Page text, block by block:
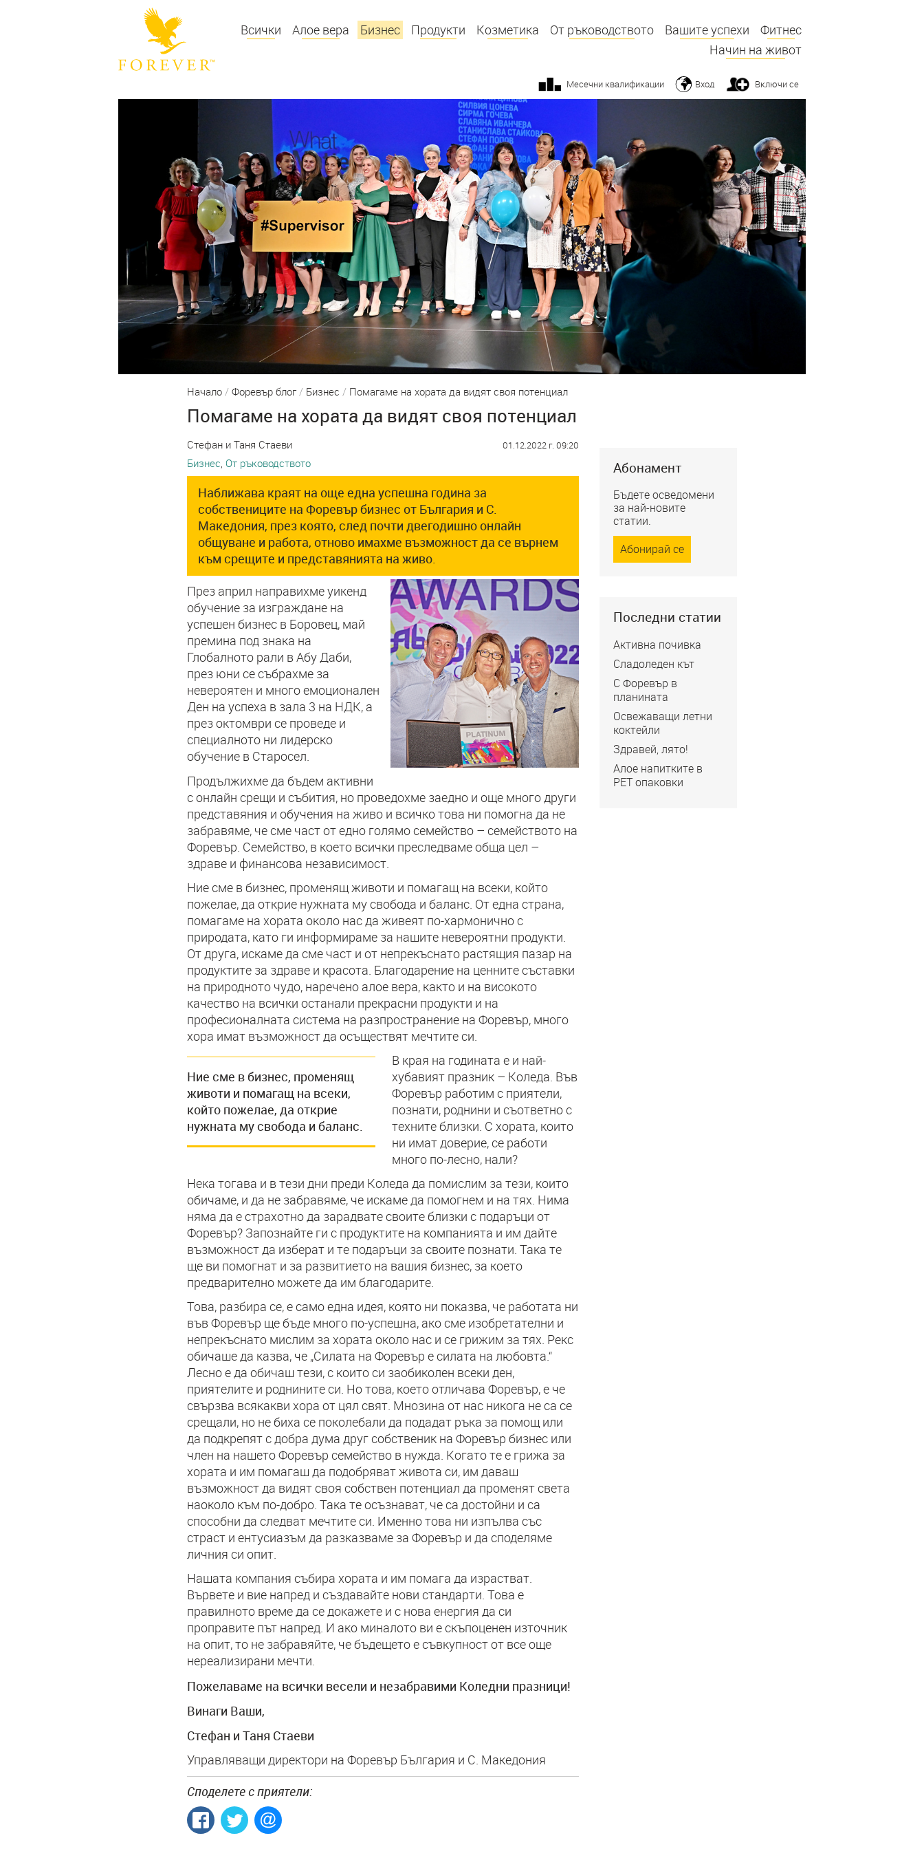
Всички Алое вера Бизнес Продукти Козметика От ръководството Вашите успехи
Фитнес
Начин на живот
Месечни квалификации Вход Включи се
Начало / Форевър блог / Бизнес / Помагаме на хората да видят своя потенциал
Помагаме на хората да видят своя потенциал
Стефан и Таня Стаеви 01.12.2022 г. 09:20
Бизнес От ръководството
Наближава краят на още една успешна година за
собствениците на Форевър бизнес от България и С.
Македония, през която, след почти двегодишно онлайн
общуване и работа, отново имахме възможност да се върнем
към срещите и представянията на живо.
През април направихме уикенд
обучение за изграждане на
успешен бизнес в Боровец, май
премина под знака на
Глобалното рали в Абу Даби,
през юни се събрахме за
невероятен и много емоционален
Ден на успеха в зала 3 на НДК, а
през октомври се проведе и
специалното ни лидерско
обучение в Старосел.
Продължихме да бъдем активни
с онлайн срещи и събития, но проведохме заедно и още много други
представяния и обучения на живо и всичко това ни помогна да не
забравяме, че сме част от едно голямо семейство – семейството на
Форевър. Семейство, в което всички преследваме обща цел –
здраве и финансова независимост.
Ние сме в бизнес, променящ животи и помагащ на всеки, който
пожелае, да открие нужната му свобода и баланс. От една страна,
помагаме на хората около нас да живеят по-хармонично с
природата, като ги информираме за нашите невероятни продукти.
От друга, искаме да сме част и от непрекъснато растящия пазар на
продуктите за здраве и красота. Благодарение на ценните съставки
на природното чудо, наречено алое вера, както и на високото
качество на всички останали прекрасни продукти и на
професионалната система на разпространение на Форевър, много
хора имат възможност да осъществят мечтите си.
Ние сме в бизнес, променящ
животи и помагащ на всеки,
който пожелае, да открие
нужната му свобода и баланс.
В края на годината е и най-
хубавият празник – Коледа. Във
Форевър работим с приятели,
познати, роднини и съответно с
техните близки. С хората, които
ни имат доверие, се работи
много по-лесно, нали?
Нека тогава и в тези дни преди Коледа да помислим за тези, които
обичаме, и да не забравяме, че искаме да помогнем и на тях. Нима
няма да е страхотно да зарадвате своите близки с подаръци от
Форевър? Запознайте ги с продуктите на компанията и им дайте
възможност да изберат и те подаръци за своите познати. Така те
ще ви помогнат и за развитието на вашия бизнес, за което
предварително можете да им благодарите.
Това, разбира се, е само една идея, която ни показва, че работата ни
във Форевър ще бъде много по-успешна, ако сме изобретателни и
непрекъснато мислим за хората около нас и се грижим за тях. Рекс
обичаше да казва, че „Силата на Форевър е силата на любовта.“
Лесно е да обичаш тези, с които си заобиколен всеки ден,
приятелите и роднините си. Но това, което отличава Форевър, е че
свързва всякакви хора от цял свят. Мнозина от нас никога не са се
срещали, но не биха се поколебали да подадат ръка за помощ или
да подкрепят с добра дума друг собственик на Форевър бизнес или
член на нашето Форевър семейство в нужда. Когато те е грижа за
хората и им помагаш да подобряват живота си, им даваш
възможност да видят своя собствен потенциал да променят света
наоколо към по-добро. Така те осъзнават, че са достойни и са
способни да следват мечтите си. Именно това ни изпълва със
страст и ентусиазъм да разказваме за Форевър и да споделяме
личния си опит.
Нашата компания събира хората и им помага да израстват.
Вървете и вие напред и създавайте нови стандарти. Това е
правилното време да се докажете и с нова енергия да си
проправите път напред. И ако миналото ви е скъпоценен източник
на опит, то не забравяйте, че бъдещето е съвкупност от все още
нереализирани мечти.
Пожелаваме на всички весели и незабравими Коледни празници!
Винаги Ваши,
Стефан и Таня Стаеви
Управляващи директори на Форевър България и С. Македония
Споделете с приятели:
Абонамент
Бъдете осведомени
за най-новите
статии.
Абонирай се
Последни статии
Активна почивка
Сладоледен кът
С Форевър в
планината
Освежаващи летни
коктейли
Здравей, лято!
Алое напитките в
РЕТ опаковки